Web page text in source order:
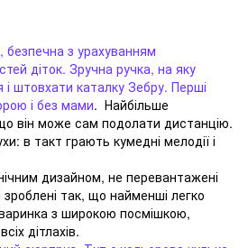
безпечна з урахуванням
діток. Зручна ручка, на яку
штовхати каталку Зебру. Перші
і без мами. Найбільше
він може сам подолати дистанцію.
в такт грають кумедні мелодії і
дизайном, не перевантажені
так, що найменші легко
з широкою посмішкою,
дітлахів.